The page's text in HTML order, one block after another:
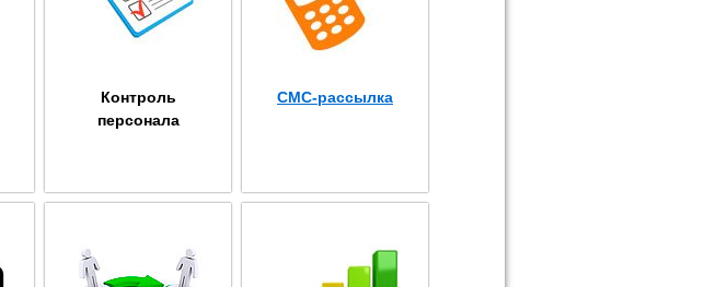
Контроль
персонала
СМС-рассылка